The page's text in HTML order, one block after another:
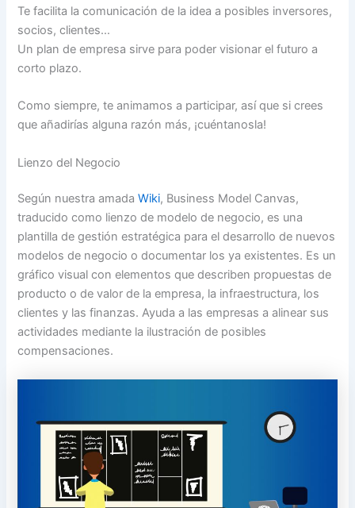
Te facilita la comunicación de la idea a posibles inversores,
socios, clientes…
Un plan de empresa sirve para poder visionar el futuro a
corto plazo.
Como siempre, te animamos a participar, así que si crees
que añadirías alguna razón más, ¡cuéntanosla!
Lienzo del Negocio
Según nuestra amadaWiki, Business Model Canvas,
traducido como lienzo de modelo de negocio, es una
plantilla de gestión estratégica para el desarrollo de nuevos
modelos de negocio o documentar los ya existentes. Es un
gráfico visual con elementos que describen propuestas de
producto o de valor de la empresa, la infraestructura, los
clientes y las finanzas. Ayuda a las empresas a alinear sus
actividades mediante la ilustración de posibles
compensaciones.